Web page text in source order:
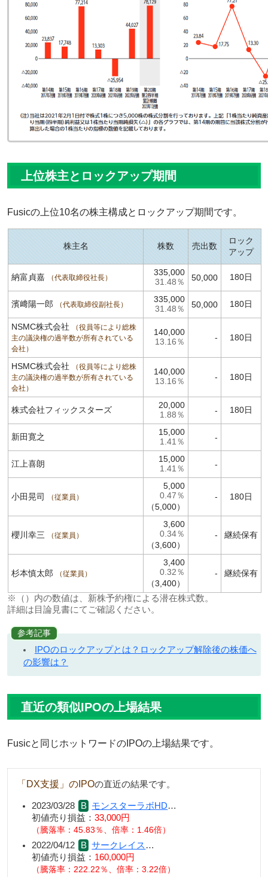
上位株主とロックアップ期間
Fusicの上位10名の株主構成とロックアップ期間です。
株主名 株数 売出数
ロック
アップ
納富貞嘉 代表取締役社長
335,000
31.48％ 50,000 180日
濱﨑陽一郎 代表取締役副社長
335,000
31.48％ 50,000 180日
NSMC株式会社
役員等により総株
主の議決権の過半数が所有されている
会社
140,000
13.16％ - 180日
HSMC株式会社
役員等により総株
主の議決権の過半数が所有されている
会社
140,000
13.16％ - 180日
株式会社フィックスターズ 20,000
1.88％ - 180日
新田寛之 15,000
1.41％ -
江上喜朗 15,000
1.41％ -
小田晃司 従業員
5,000
0.47％
（5,000）
- 180日
櫻川幸三 従業員
3,600
0.34％
（3,600）
- 継続保有
杉本慎太郎 従業員
3,400
0.32％
（3,400）
- 継続保有
※（）内の数値は、新株予約権による潜在株式数。
詳細は目論見書にてご確認ください。
参考記事
IPOのロックアップとは？ロックアップ解除後の株価へ
の影響は？
直近の類似IPOの上場結果
Fusicと同じホットワードのIPOの上場結果です。
「DX支援」のIPOの直近の結果です。
2023/03/28 モンスターラボHD…
初値売り損益： 33,000円
（騰落率：45.83％、倍率：1.46倍）
2022/04/12 サークレイス …
初値売り損益： 160,000円
（騰落率：222.22％、倍率：3.22倍）